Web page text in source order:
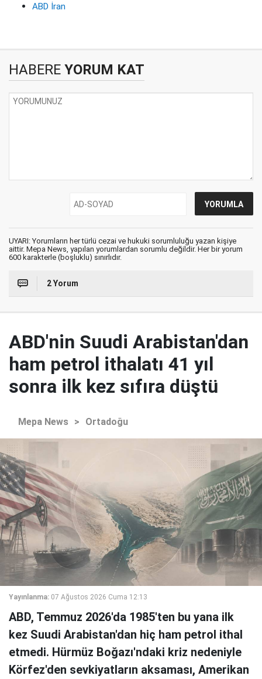
ABD İran
HABERE YORUM KAT
UYARI: Yorumların her türlü cezai ve hukuki sorumluluğu yazan kişiye
aittir. Mepa News, yapılan yorumlardan sorumlu değildir. Her bir yorum
600 karakterle (boşluklu) sınırlıdır.
2 Yorum
ABD'nin Suudi Arabistan'dan
ham petrol ithalatı 41 yıl
sonra ilk kez sıfıra düştü
Mepa News > Ortadoğu
Yayınlanma: 07 Ağustos 2026 Cuma 12:13
ABD, Temmuz 2026'da 1985'ten bu yana ilk
kez Suudi Arabistan'dan hiç ham petrol ithal
etmedi. Hürmüz Boğazı'ndaki kriz nedeniyle
Körfez'den sevkiyatların aksaması, Amerikan